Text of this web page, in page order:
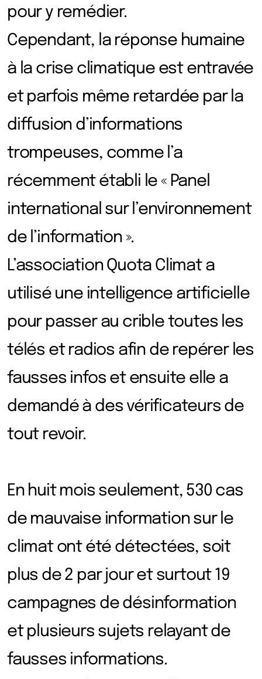
pour y remédier.
Cependant, la réponse humaine
à la crise climatique est entravée
et parfois même retardée par la
diffusion d’informations
trompeuses, comme l’a
récemment établi le « Panel
international sur l’environnement
de l’information ».
L’association Quota Climat a
utilisé une intelligence artificielle
pour passer au crible toutes les
télés et radios afin de repérer les
fausses infos et ensuite elle a
demandé à des vérificateurs de
tout revoir.
En huit mois seulement, 530 cas
de mauvaise information sur le
climat ont été détectées, soit
plus de 2 par jour et surtout 19
campagnes de désinformation
et plusieurs sujets relayant de
fausses informations.